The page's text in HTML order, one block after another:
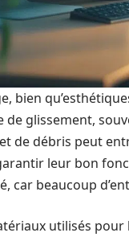
bien
de glissement,
de débris peut
leur bon
car beaucoup
utilisés